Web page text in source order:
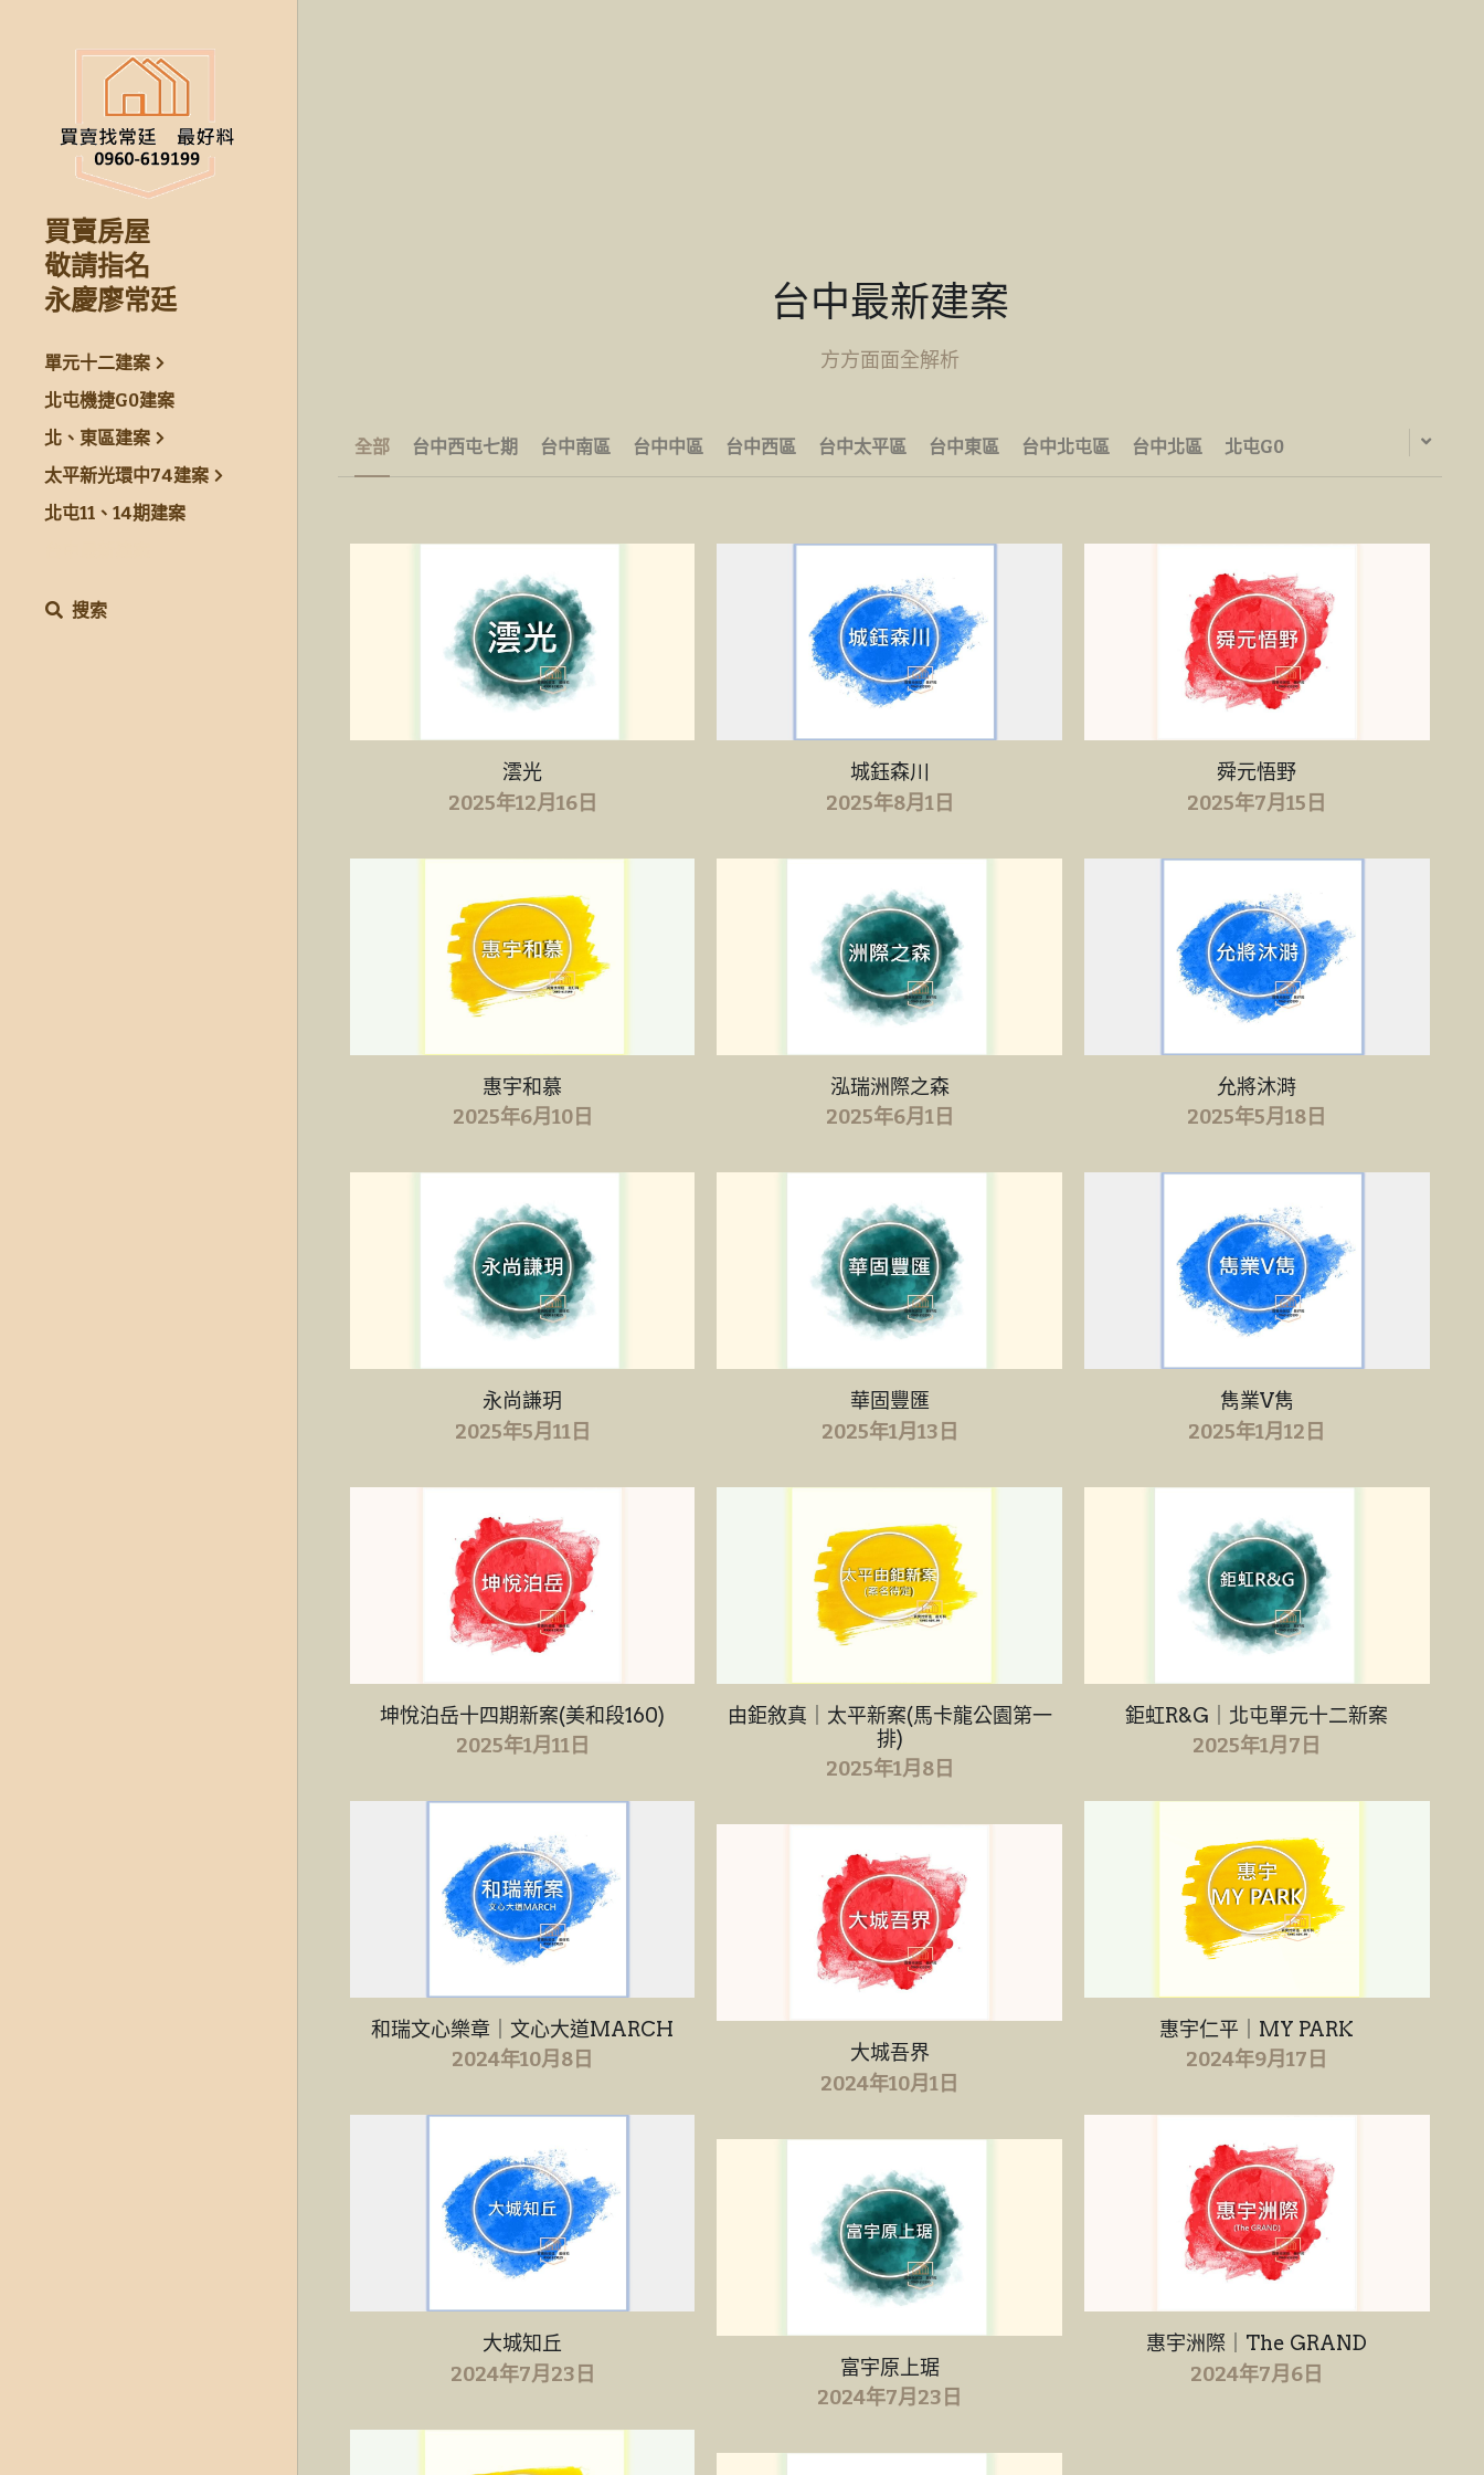
買賣房屋
敬請指名
永慶廖常廷
單元十二建案
北屯機捷G0建案
北、東區建案
太平新光環中74建案
北屯11、14期建案
搜索
台中最新建案
方方面面全解析
全部 台中西屯七期 台中南區 台中中區 台中西區 台中太平區 台中東區 台中北屯區 台中北區 北屯G0
澐光
2025年12月16日
惠宇和慕
2025年6月10日
永尚謙玥
2025年5月11日
坤悅泊岳十四期新案(美和段160)
2025年1月11日
和瑞文心樂章｜文心大道MARCH
2024年10月8日
大城知丘
2024年7月23日
城鈺森川
2025年8月1日
泓瑞洲際之森
2025年6月1日
華固豐匯
2025年1月13日
由鉅敘真｜太平新案(馬卡龍公園第一
排)
2025年1月8日
大城吾界
2024年10月1日
富宇原上琚
2024年7月23日
舜元悟野
2025年7月15日
允將沐溡
2025年5月18日
雋業V雋
2025年1月12日
鉅虹R&G｜北屯單元十二新案
2025年1月7日
惠宇仁平｜MY PARK
2024年9月17日
惠宇洲際｜The GRAND
2024年7月6日